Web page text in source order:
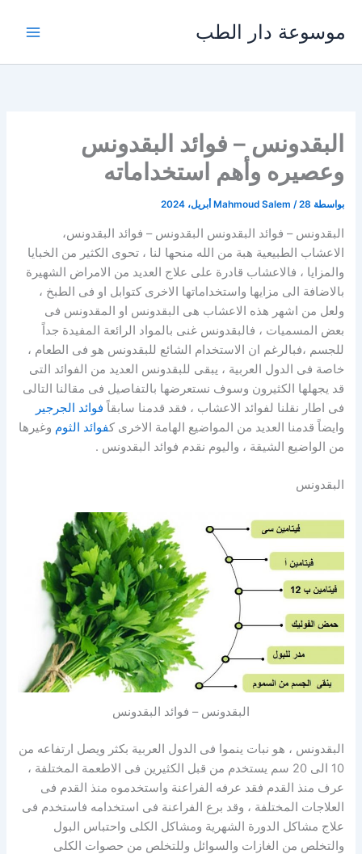
المحتوى
موسوعة دار الطب
البقدونس – فوائد البقدونس
وعصيره وأهم استخداماته
بواسطة Mahmoud Salem /28 أبريل، 2024
البقدونس – فوائد البقدونس البقدونس – فوائد البقدونس،
الاعشاب الطبيعية هبة من الله منحها لنا ، تحوى الكثير من الخبايا
والمزايا ، فالاعشاب قادرة على علاج العديد من الامراض الشهيرة
بالاضافة الى مزايها واستخداماتها الاخرى كتوابل او فى الطبخ ،
ولعل من اشهر هذه الاعشاب هى البقدونس او المقدونس فى
بعض المسميات ، فالبقدونس غنى بالمواد الرائعة المفيدة جداً
للجسم ،فبالرغم ان الاستخدام الشائع للبقدونس هو فى الطعام ،
خاصة فى الدول العربية ، يبقى للبقدونس العديد من الفوائد التى
قد يجهلها الكثيرون وسوف نستعرضها بالتفاصيل فى مقالنا التالى
فى اطار نقلنا لفوائد الاعشاب ، فقد قدمنا سابقاً فوائد الجرجير
وايضاً قدمنا العديد من المواضيع الهامة الاخرى كفوائد الثوم وغيرها
من الواضيع الشيقة ، واليوم نقدم فوائد البقدونس .
البقدونس
البقدونس – فوائد البقدونس
البقدونس ، هو نبات ينموا فى الدول العربية بكثر ويصل ارتفاعه من
10 الى 20 سم يستخدم من قبل الكثيرين فى الاطعمة المختلفة ،
عرف منذ القدم فقد عرفه الفراعنة واستخدموه منذ القدم فى
العلاجات المختلفة ، وقد برع الفراعنة فى استخدامه فاستخدم فى
علاج مشاكل الدورة الشهرية ومشاكل الكلى واحتباس البول
والتخلص من الغازات والسوائل وللتخلص من حصوات الكلى